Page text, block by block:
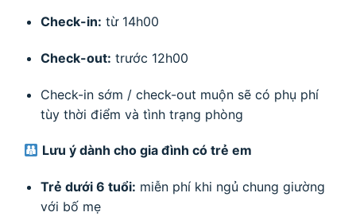
Check-in: từ 14h00
Check-out: trước 12h00
Check-in sớm / check-out muộn sẽ có phụ phí
tùy thời điểm và tình trạng phòng
Lưu ý dành cho gia đình có trẻ em
Trẻ dưới 6 tuổi: miễn phí khi ngủ chung giường
với bố mẹ